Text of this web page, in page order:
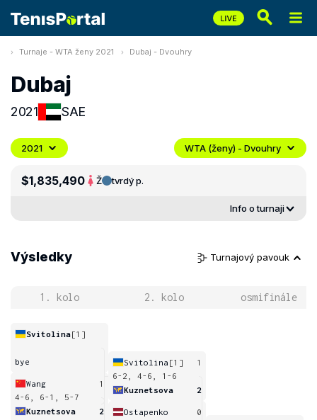
Turnaje - WTA ženy 2021 Dubaj - Dvouhry
Dubaj
2021 SAE
2021 WTA (ženy) - Dvouhry
$1,835,490 Ž tvrdý p.
Info o turnaji
Výsledky Turnajový pavouk
1. kolo 2. kolo osmifinále
Svitolina[1]
bye
Wang
1
4-6, 6-1, 5-7
Kuznetsova
2
Svitolina [1]
1
6-2, 4-6, 1-6
Kuznetsova
2
Ostapenko
0